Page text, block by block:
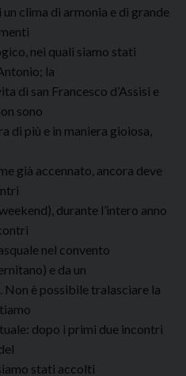
clima di armonia e di grande
nei quali siamo stati
la
di san Francesco d’Assisi e
sono
di più e in maniera gioiosa,
già accennato, ancora deve
durante l’intero anno
nel convento
e da un
è possibile tralasciare la
dopo i primi due incontri
stati accolti